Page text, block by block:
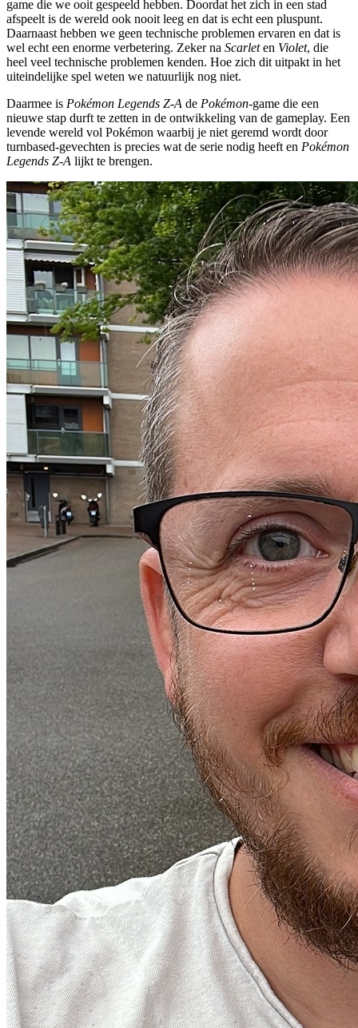
game die we ooit gespeeld hebben. Doordat het zich in een stad
afspeelt is de wereld ook nooit leeg en dat is echt een pluspunt.
Daarnaast hebben we geen technische problemen ervaren en dat is
wel echt een enorme verbetering. Zeker na Scarleten Violet, die
heel veel technische problemen kenden. Hoe zich dit uitpakt in het
uiteindelijke spel weten we natuurlijk nog niet.
Daarmee is Pokémon Legends Z-A de Pokémon-game die een
nieuwe stap durft te zetten in de ontwikkeling van de gameplay. Een
levende wereld vol Pokémon waarbij je niet geremd wordt door
turnbased-gevechten is precies wat de serie nodig heeft en Pokémon
Legends Z-A lijkt te brengen.